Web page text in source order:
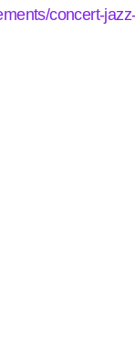
concert-